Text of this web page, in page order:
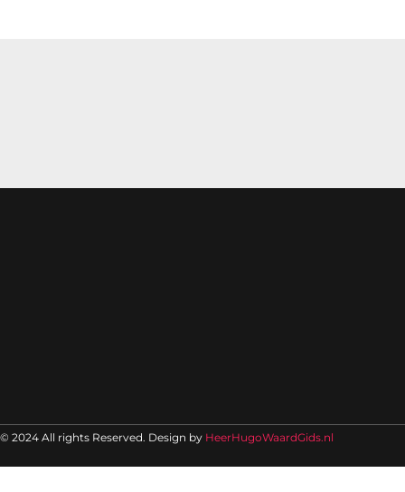
© 2024 All rights Reserved. Design by HeerHugoWaardGids.nl